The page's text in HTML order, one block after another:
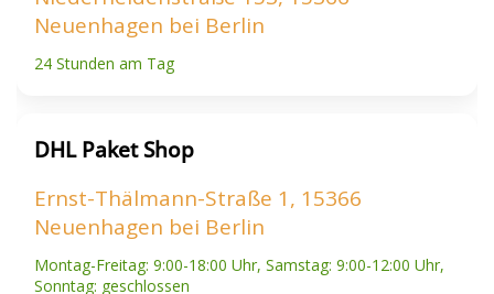
Neuenhagen bei Berlin
24 Stunden am Tag
DHL Paket Shop
Ernst-Thälmann-Straße 1, 15366
Neuenhagen bei Berlin
Montag-Freitag: 9:00-18:00 Uhr, Samstag: 9:00-12:00 Uhr,
Sonntag: geschlossen